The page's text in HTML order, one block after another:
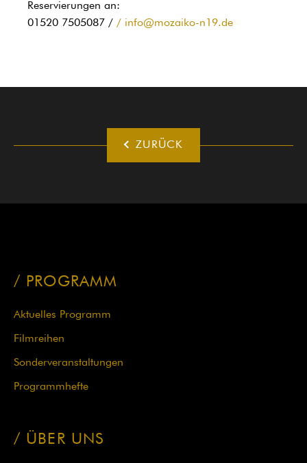
Reservierungen an:
01520 7505087 /
info@mozaiko-n19.de
ZURÜCK
PROGRAMM
Navigation
Aktuelles Programm
Filmreihen
Sonderveranstaltungen
Programmhefte
ÜBER UNS